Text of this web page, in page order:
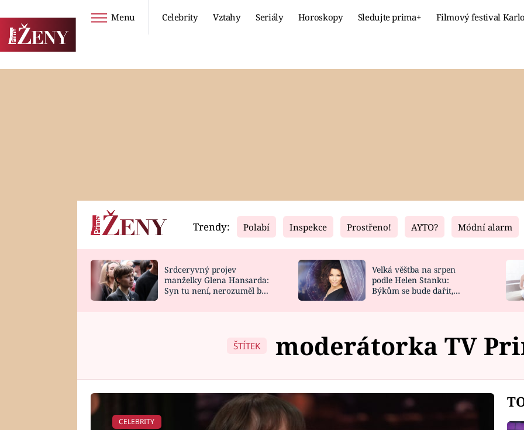
Menu Celebrity Vztahy Seriály Horoskopy Sledujte prima+ Filmový festival
Horoskopy
HOROSKOP NA
Video
CELEBRITY
VAŘENÍ
Fresh
NOVINKY
VIDEORECEPTY
Living
DESIGN
Trendy: Polabí Inspekce Prostřeno! AYTO? Módní alarm
Srdceryvný projev
manželky Glena Hansarda:
Syn tu není, nerozuměl by
Velká věštba na srpen
podle Helen Stanku:
Býkům se bude dařit,
ŠTÍTEK moderátorka TV
CELEBRITY